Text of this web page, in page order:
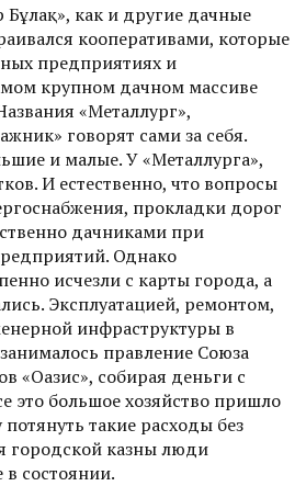
Бұлақ», как и другие дачные
кооперативами, которые
предприятиях и
крупном дачном массиве
«Металлург»,
говорят сами за себя.
и малые. У «Металлурга»,
И естественно, что вопросы
прокладки дорог
дачниками при
Однако
исчезли с карты города, а
Эксплуатацией, ремонтом,
инфраструктуры в
правление Союза
«Оазис», собирая деньги с
это большое хозяйство пришло
такие расходы без
городской казны люди
в состоянии.